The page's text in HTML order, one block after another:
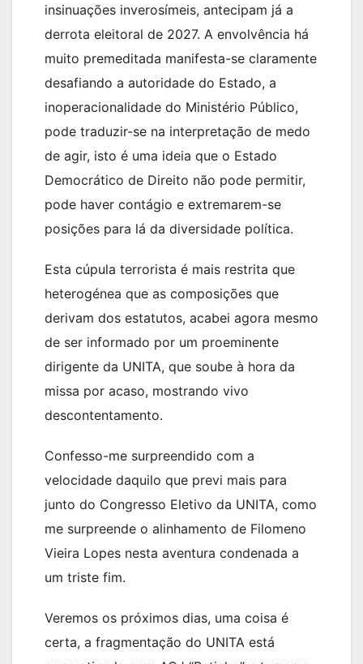
insinuações inverosímeis, antecipam já a
derrota eleitoral de 2027. A envolvência há
muito premeditada manifesta-se claramente
desafiando a autoridade do Estado, a
inoperacionalidade do Ministério Público,
pode traduzir-se na interpretação de medo
de agir, isto é uma ideia que o Estado
Democrático de Direito não pode permitir,
pode haver contágio e extremarem-se
posições para lá da diversidade política.
Esta cúpula terrorista é mais restrita que
heterogénea que as composições que
derivam dos estatutos, acabei agora mesmo
de ser informado por um proeminente
dirigente da UNITA, que soube à hora da
missa por acaso, mostrando vivo
descontentamento.
Confesso-me surpreendido com a
velocidade daquilo que previ mais para
junto do Congresso Eletivo da UNITA, como
me surpreende o alinhamento de Filomeno
Vieira Lopes nesta aventura condenada a
um triste fim.
Veremos os próximos dias, uma coisa é
certa, a fragmentação do UNITA está